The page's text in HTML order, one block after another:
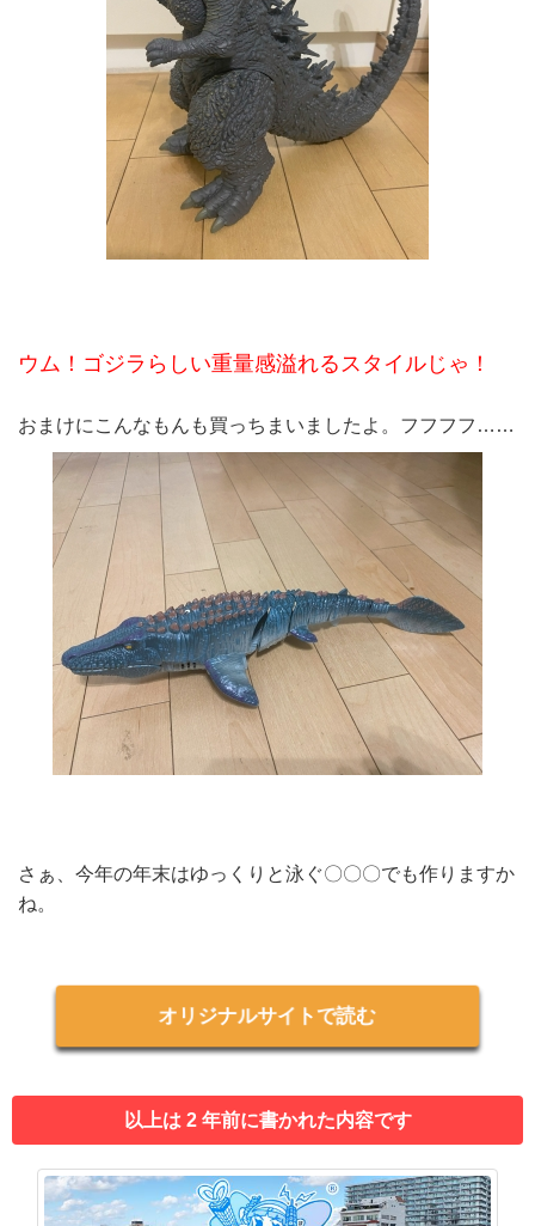
ウム！ゴジラらしい重量感溢れるスタイルじゃ！
おまけにこんなもんも買っちまいましたよ。フフフフ……
さぁ、今年の年末はゆっくりと泳ぐ〇〇〇でも作りますか
ね。
オリジナルサイトで読む
以上は 2 年前に書かれた内容です